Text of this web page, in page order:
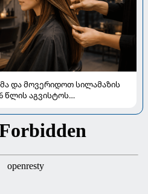
და მოვერიდოთ სილამაზის
წლის აგვისტოს